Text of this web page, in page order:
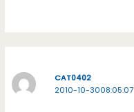
CAT0402
2010-10-3008:05:07